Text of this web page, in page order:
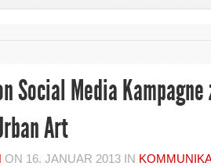
Social Media
Art
ON 16. JANUAR 2013 IN